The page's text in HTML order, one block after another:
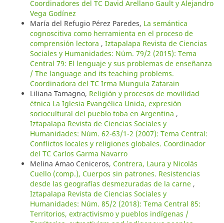
Coordinadores del TC David Arellano Gault y Alejandro
Vega Godínez
María del Refugio Pérez Paredes, La semántica
cognoscitiva como herramienta en el proceso de
comprensión lectora , Iztapalapa Revista de Ciencias
Sociales y Humanidades: Núm. 79/2 (2015): Tema
Central 79: El lenguaje y sus problemas de enseñanza
/ The language and its teaching problems.
Coordinadora del TC Irma Munguía Zatarain
Liliana Tamagno, Religión y procesos de movilidad
étnica La Iglesia Evangélica Unida, expresión
sociocultural del pueblo toba en Argentina ,
Iztapalapa Revista de Ciencias Sociales y
Humanidades: Núm. 62-63/1-2 (2007): Tema Central:
Conflictos locales y religiones globales. Coordinador
del TC Carlos Garma Navarro
Melina Amao Ceniceros, Contrera, Laura y Nicolás
Cuello (comp.), Cuerpos sin patrones. Resistencias
desde las geografías desmezuradas de la carne ,
Iztapalapa Revista de Ciencias Sociales y
Humanidades: Núm. 85/2 (2018): Tema Central 85:
Territorios, extractivismo y pueblos indígenas /